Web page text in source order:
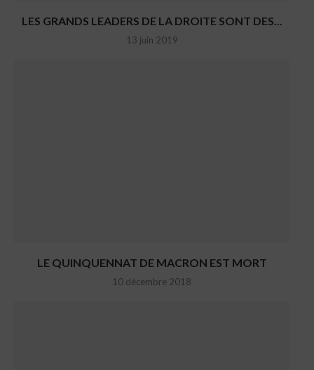
LES GRANDS LEADERS DE LA DROITE SONT DES...
13 juin 2019
LE QUINQUENNAT DE MACRON EST MORT
10 décembre 2018